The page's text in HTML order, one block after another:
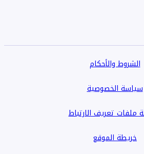
الشروط والأحكام
سياسة الخصوصية
ملفات تعريف الارتباط
خريطة الموقع